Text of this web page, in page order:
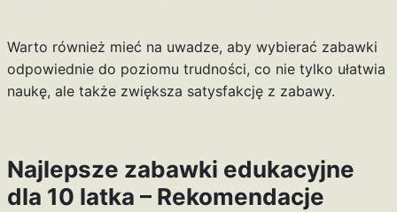
Warto również mieć na uwadze, aby wybierać zabawki
odpowiednie do poziomu trudności, co nie tylko ułatwia
naukę, ale także zwiększa satysfakcję z zabawy.
Najlepsze zabawki edukacyjne
dla 10 latka – Rekomendacje